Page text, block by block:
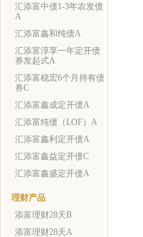
汇添富中债1-3年农发债
A
汇添富鑫和纯债A
汇添富淳享一年定开债
券发起式A
汇添富稳宏6个月持有债
券C
汇添富鑫成定开债A
汇添富纯债（LOF）A
汇添富鑫利定开债A
汇添富鑫益定开债C
汇添富鑫盛定开债A
理财产品
添富理财28天B
添富理财28天A